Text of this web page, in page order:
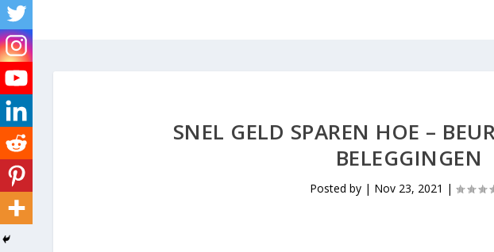
SNEL GELD SPAREN HOE –
BELEGGINGEN
Posted by | Nov 23, 2021 |